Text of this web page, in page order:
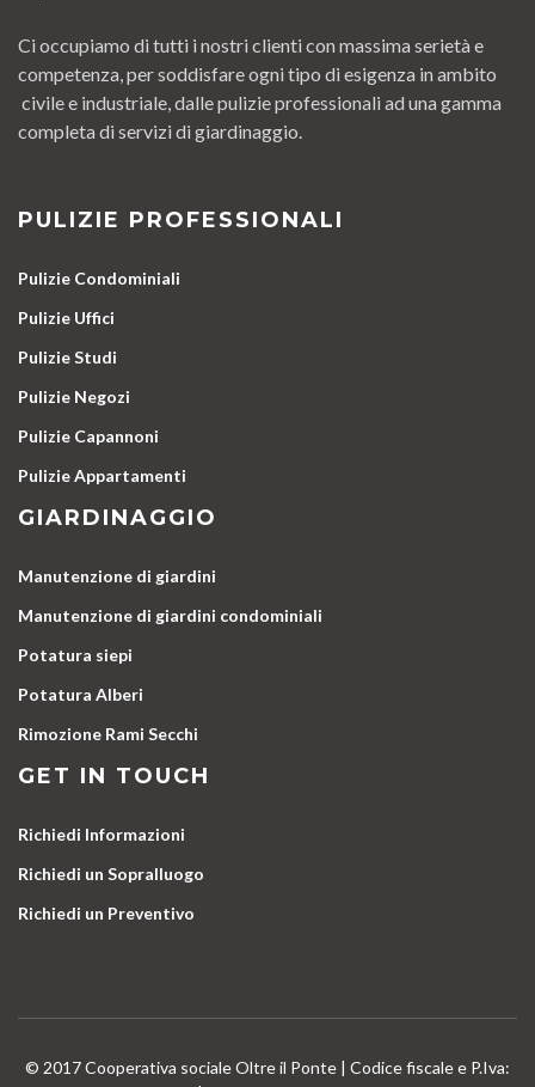
Ci occupiamo di tutti i nostri clienti con massima serietà e
competenza, per soddisfare ogni tipo di esigenza in ambito
civile e industriale, dalle pulizie professionali ad una gamma
completa di servizi di giardinaggio.
PULIZIE PROFESSIONALI
Pulizie Condominiali
Pulizie Uffici
Pulizie Studi
Pulizie Negozi
Pulizie Capannoni
Pulizie Appartamenti
GIARDINAGGIO
Manutenzione di giardini
Manutenzione di giardini condominiali
Potatura siepi
Potatura Alberi
Rimozione Rami Secchi
GET IN TOUCH
Richiedi Informazioni
Richiedi un Sopralluogo
Richiedi un Preventivo
© 2017 Cooperativa sociale Oltre il Ponte | Codice fiscale e P.Iva: